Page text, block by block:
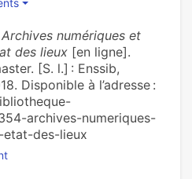
Archives numériques et
des lieux [en ligne].
[S. l.] : Enssib,
Disponible à l’adresse :
archives-numeriques-
etat-des-lieux